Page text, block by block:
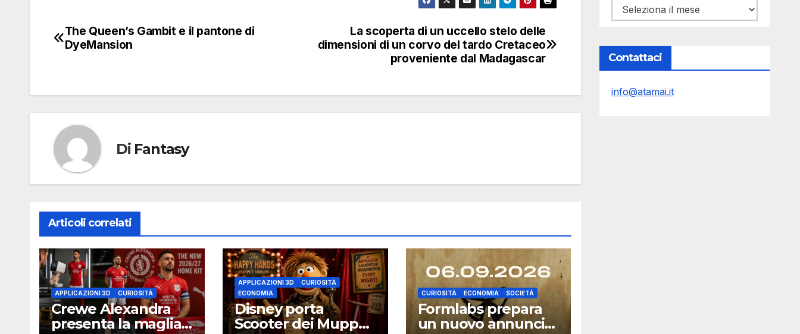
Navigazione
La scoperta di un uccello stelo delle
dimensioni di un corvo del tardo Cretaceo
proveniente dal Madagascar
The Queen’s Gambit e il pantone di
DyeMansion
Di Fantasy
Articoli correlati
APPLICAZIONI 3D CURIOSITÀ
Crewe Alexandra
presenta la maglia
APPLICAZIONI 3D
CURIOSITÀ
ECONOMIA
Disney porta
Scooter dei Muppet
CURIOSITÀ ECONOMIA SOCIETÀ
Formlabs prepara
un nuovo annuncio
Archivi
Contattaci
info@atamai.it